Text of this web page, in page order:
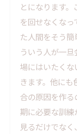
とになります
を回せなくな
た人間をそう
ういう人が一
場にはいたく
きます。他に
合の原因を作
期に必要な訓
見るだけでな